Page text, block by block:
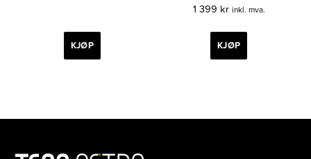
KJØP
1 399 kr inkl. mva.
KJØP